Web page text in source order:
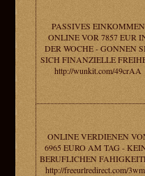
PASSIVES EINKOMMEN
ONLINE VOR 7857 EUR
DER WOCHE - GONNEN
SICH FINANZIELLE
http://wunkit.com/49crAA
ONLINE VERDIENEN
6965 EURO AM TAG -
BERUFLICHEN
http://freeurlredirect.com/